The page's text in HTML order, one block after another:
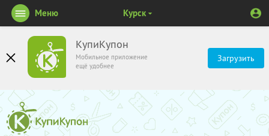
КупиКупон
Мобильное приложение
ещё удобнее
Загрузить
Меню Курск